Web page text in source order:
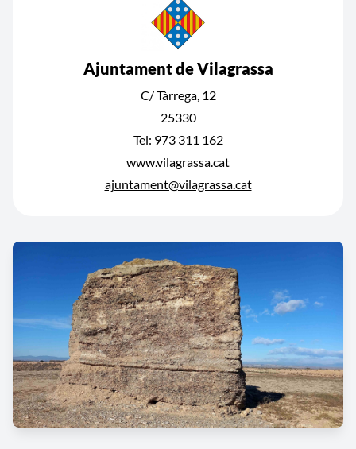
Ajuntament de Vilagrassa
C/ Tàrrega, 12
25330
Tel: 973 311 162
www.vilagrassa.cat
ajuntament@vilagrassa.cat